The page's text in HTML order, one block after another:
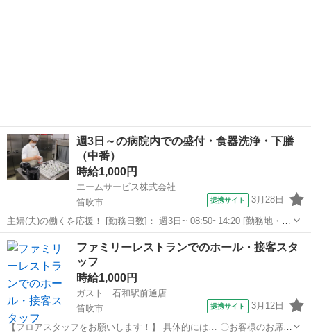
週3日～の病院内での盛付・食器洗浄・下膳
（中番）
時給1,000円
エームサービス株式会社
笛吹市
提携サイト 3月28日
主婦(夫)の働くを応援！ [勤務日数]： 週3日~ 08:50~14:20 [勤務地・最
寄駅]： 山梨県笛吹市春日居町小松855 山梨リハビリテーション病
院-4180 ＜エームサービス株式会社＞ 春日居町駅徒歩19分 ...
山梨 その他
ファミリーレストランでのホール・接客スタ
ッフ
時給1,000円
ガスト 石和駅前通店
笛吹市
提携サイト 3月12日
【フロアスタッフをお願いします！】 具体的には… 〇お客様のお席へ